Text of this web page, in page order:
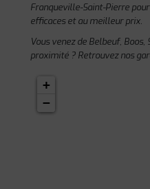
Franqueville-Saint-Pierre
efficaces et au meilleur prix.
Vous venez de Belbeuf,
proximité ? Retrouvez nos
+
−